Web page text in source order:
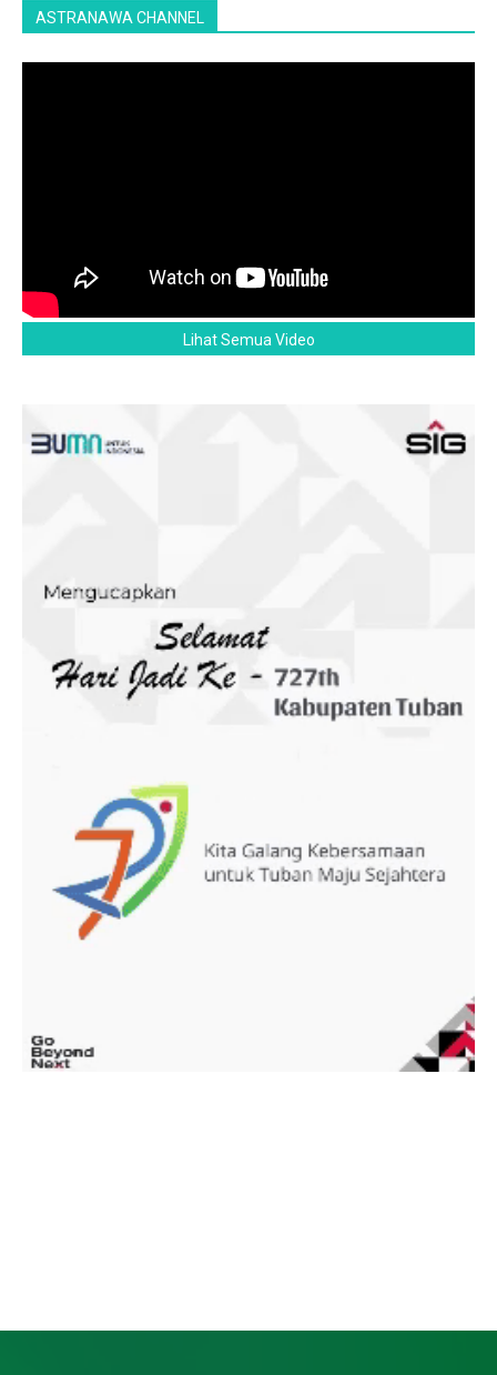
ASTRANAWA CHANNEL
Lihat Semua Video